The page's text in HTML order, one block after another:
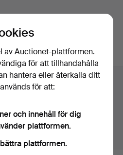
vårt arkiv som
av Auctionet-plattformen.
för att tillhandahålla
hantera eller återkalla ditt
för att:
och innehåll för dig
plattformen.
plattformen.